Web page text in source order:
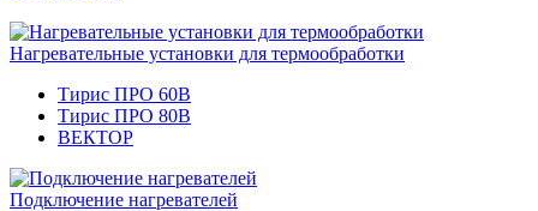
Нагревательные установки для термообработки
Тирис ПРО 60В
Тирис ПРО 80В
ВЕКТОР
Подключение нагревателей